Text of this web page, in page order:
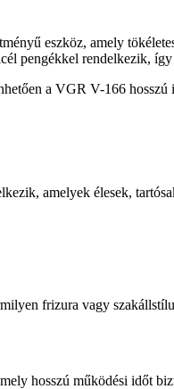
eszköz, amely
pengékkel rendelkezik,
a VGR V-166 hosszú
amelyek élesek,
frizura vagy
hosszú működési időt